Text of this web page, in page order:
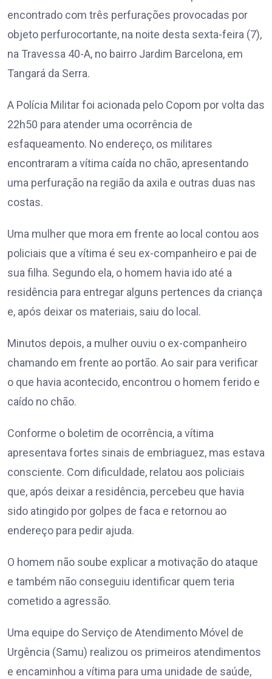
encontrado com três perfurações provocadas por
objeto perfurocortante, na noite desta sexta-feira (7),
na Travessa 40-A, no bairro Jardim Barcelona, em
Tangará da Serra.
A Polícia Militar foi acionada pelo Copom por volta das
22h50 para atender uma ocorrência de
esfaqueamento. No endereço, os militares
encontraram a vítima caída no chão, apresentando
uma perfuração na região da axila e outras duas nas
costas.
Uma mulher que mora em frente ao local contou aos
policiais que a vítima é seu ex-companheiro e pai de
sua filha. Segundo ela, o homem havia ido até a
residência para entregar alguns pertences da criança
e, após deixar os materiais, saiu do local.
Minutos depois, a mulher ouviu o ex-companheiro
chamando em frente ao portão. Ao sair para verificar
o que havia acontecido, encontrou o homem ferido e
caído no chão.
Conforme o boletim de ocorrência, a vítima
apresentava fortes sinais de embriaguez, mas estava
consciente. Com dificuldade, relatou aos policiais
que, após deixar a residência, percebeu que havia
sido atingido por golpes de faca e retornou ao
endereço para pedir ajuda.
O homem não soube explicar a motivação do ataque
e também não conseguiu identificar quem teria
cometido a agressão.
Uma equipe do Serviço de Atendimento Móvel de
Urgência (Samu) realizou os primeiros atendimentos
e encaminhou a vítima para uma unidade de saúde,